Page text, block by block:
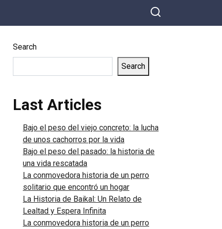
Search
Search
Last Articles
Bajo el peso del viejo concreto: la lucha
de unos cachorros por la vida
Bajo el peso del pasado: la historia de
una vida rescatada
La conmovedora historia de un perro
solitario que encontró un hogar
La Historia de Baikal: Un Relato de
Lealtad y Espera Infinita
La conmovedora historia de un perro